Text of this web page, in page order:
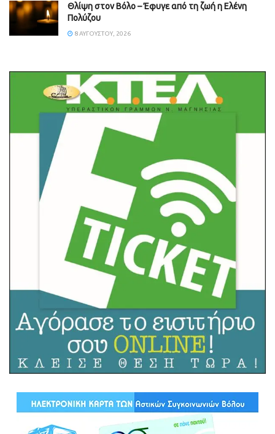
Θλίψη στον Βόλο – Έφυγε από τη ζωή η Ελένη
Πολύζου
8 ΑΥΓΟΎΣΤΟΥ, 2026